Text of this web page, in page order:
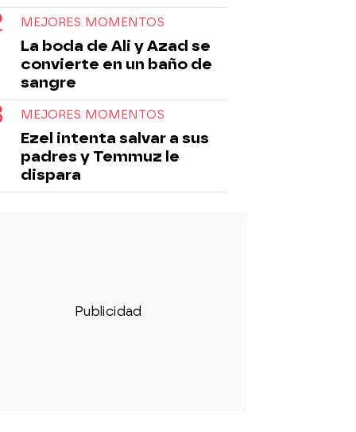
MEJORES MOMENTOS
La boda de Ali y Azad se
convierte en un baño de
sangre
MEJORES MOMENTOS
Ezel intenta salvar a sus
padres y Temmuz le
dispara